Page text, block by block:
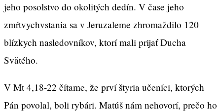
jeho posolstvo do okolitých dedín. V čase jeho
zmŕtvychvstania sa v Jeruzaleme zhromaždilo 120
blízkych nasledovníkov, ktorí mali prijať Ducha
Svätého.
V Mt 4,18-22 čítame, že prví štyria učeníci, ktorých
Pán povolal, boli rybári. Matúš nám nehovorí, prečo ho